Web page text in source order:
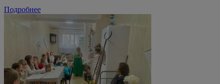
Подробнее